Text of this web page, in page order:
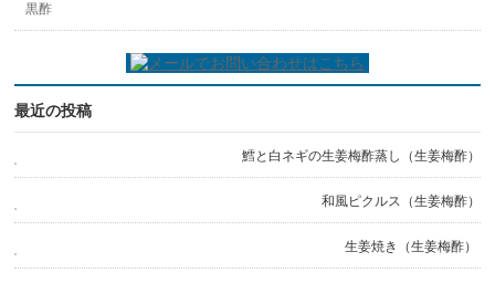
黒酢
最近の投稿
鱈と白ネギの生姜梅酢蒸し（生姜梅酢）
和風ピクルス（生姜梅酢）
生姜焼き（生姜梅酢）